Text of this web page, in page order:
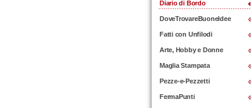
Diario di Bordo
DoveTrovareBuoneIdee
Fatti con Unfilodi
Arte, Hobby e Donne
Maglia Stampata
Pezze-e-Pezzetti
FermaPunti